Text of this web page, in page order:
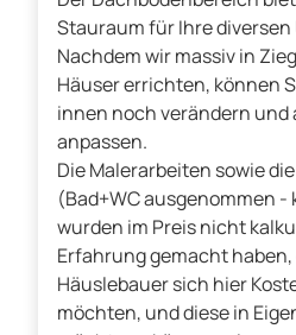
Stauraum für Ihre
Nachdem wir massiv in
Häuser errichten, können
innen noch verändern und
anpassen.
Die Malerarbeiten sowie
(Bad+WC ausgenommen
wurden im Preis nicht
Erfahrung gemacht haben,
Häuslebauer sich hier
möchten, und diese in